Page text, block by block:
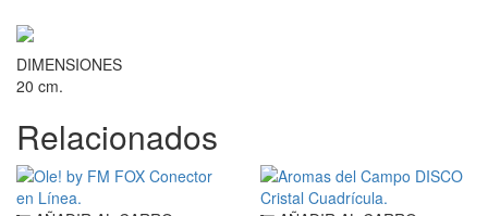
DIMENSIONES
20 cm.
Relacionados